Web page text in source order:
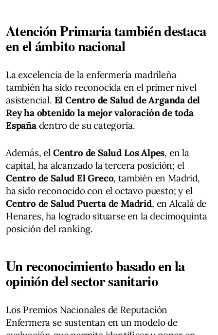
Atención Primaria también destaca
en el ámbito nacional
La excelencia de la enfermería madrileña
también ha sido reconocida en el primer nivel
asistencial. El Centro de Salud de Arganda del
Rey ha obtenido la mejor valoración de toda
Españadentro de su categoría.
Además, el Centro de Salud Los Alpes, en la
capital, ha alcanzado la tercera posición; el
Centro de Salud El Greco, también en Madrid,
ha sido reconocido con el octavo puesto; y el
Centro de Salud Puerta de Madrid, en Alcalá de
Henares, ha logrado situarse en la decimoquinta
posición del ranking.
Un reconocimiento basado en la
opinión del sector sanitario
Los Premios Nacionales de Reputación
Enfermera se sustentan en un modelo de